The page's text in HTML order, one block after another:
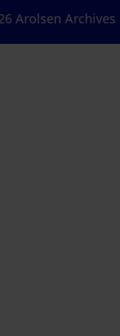
Arolsen Archives